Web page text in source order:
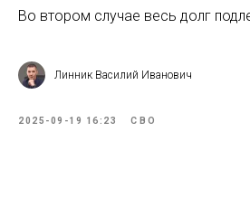
Во втором случае весь долг
Линник Василий Иванович
2025-09-19 16:23 СВО